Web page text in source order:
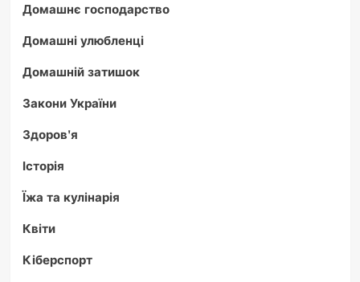
Домашнє господарство
Домашні улюбленці
Домашній затишок
Закони України
Здоров'я
Історія
Їжа та кулінарія
Квіти
Кіберспорт